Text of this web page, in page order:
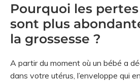
Pourquoi les
sont plus
la grossesse ?
A partir du moment où un bébé a
dans votre utérus, l’enveloppe qui